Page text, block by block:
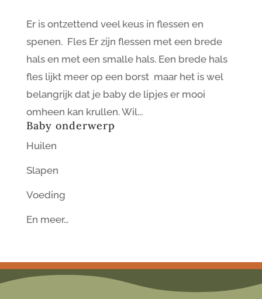
Er is ontzettend veel keus in flessen en
spenen. Fles Er zijn flessen met een brede
hals en met een smalle hals. Een brede hals
fles lijkt meer op een borst maar het is wel
belangrijk dat je baby de lipjes er mooi
omheen kan krullen. Wil...
Baby onderwerp
Huilen
Slapen
Voeding
En meer…